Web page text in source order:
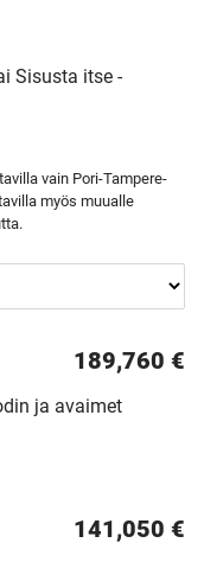
Sisusta itse -
vain Pori-Tampere-
myös muualle
189,760 €
ja avaimet
141,050 €